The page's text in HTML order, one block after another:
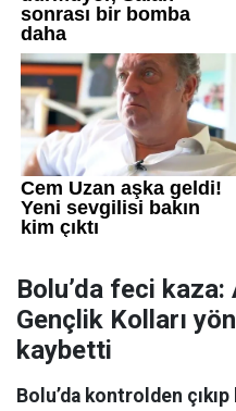
Bolu’da feci kaza:
Gençlik Kolları
kaybetti
Bolu’da kontrolden